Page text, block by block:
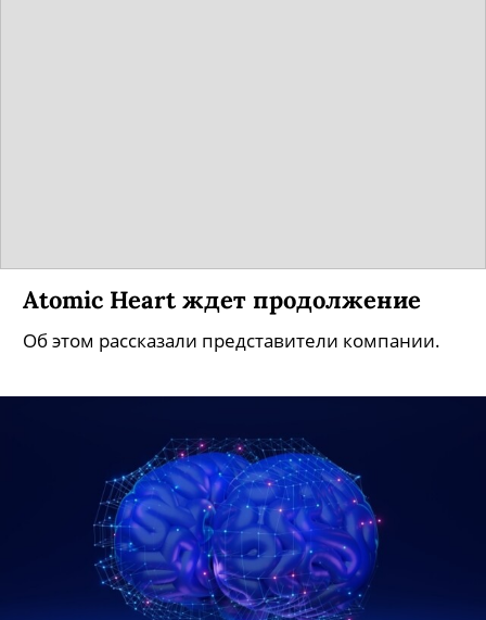
Atomic Heart ждет продолжение
Об этом рассказали представители компании.